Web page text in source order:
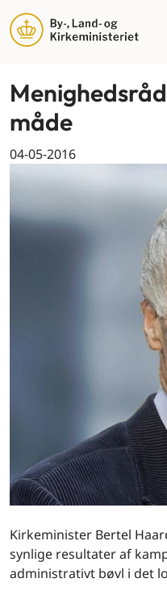
måde
04-05-2016
Kirkeminister Bertel
synlige resultater af
administrativt bøvl i det